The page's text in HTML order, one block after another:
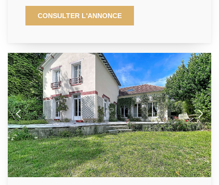
équipée d'un ascenseur, cet appartement 3 pièces
entièrement rénové offre un cadre de vie idéal alliant
calme, confort et proximité des transports.Il se
lave-vaisselle, micro-ondes).L'espace nuit comprend
deux chambres, dont une avec dressing intégré, ainsi
qu'une salle d'eau contemporaine, de nombreux
rangements et des toilettes séparés.Vous bénéficierez
de prestations haut de gamme : parquet en chêne
point de Hongrie, double vitrage, stores électriques.La
résidence dispose également d'un gardien, assurant
sécurité et tranquillité.Cet appartement est idéal pour
ceux recherchant un cadre de vie paisible. Un box en
sous-sol et une cave complètent le bien.
CONSULTER L'ANNONCE